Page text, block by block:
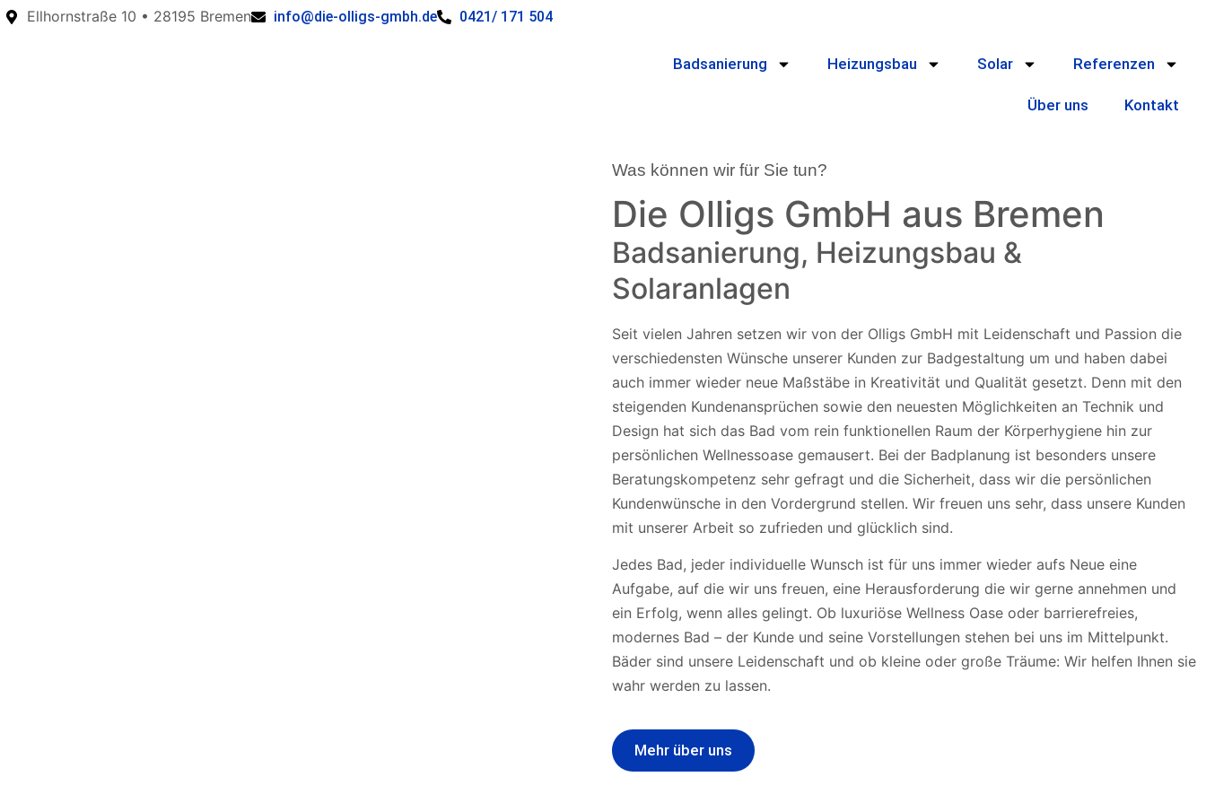
Ellhornstraße 10 • 28195 Bremen info@die-olligs-gmbh.de 0421/ 171 504
Badsanierung Heizungsbau Solar Referenzen
Über uns Kontakt
Badsanierung
Seit vielen Jahren setzen wir von der Olligs GmbH mit Leidenschaft und
Passion die verschiedensten Wünsche unserer Kunden zur
Badgestaltung um und haben dabei auch immer wieder neue Maßstäbe
Möglichkeiten an Technik und Design hat sich das Bad vom rein
funktionellen Raum hin zur persönlichen Wellnessoase gemausert.
Mehr Informationen
Was können wir für Sie tun?
Die Olligs GmbH aus Bremen
Badsanierung, Heizungsbau &
Solaranlagen
Seit vielen Jahren setzen wir von der Olligs GmbH mit Leidenschaft und Passion die
verschiedensten Wünsche unserer Kunden zur Badgestaltung um und haben dabei
auch immer wieder neue Maßstäbe in Kreativität und Qualität gesetzt. Denn mit den
steigenden Kundenansprüchen sowie den neuesten Möglichkeiten an Technik und
Design hat sich das Bad vom rein funktionellen Raum der Körperhygiene hin zur
persönlichen Wellnessoase gemausert. Bei der Badplanung ist besonders unsere
Beratungskompetenz sehr gefragt und die Sicherheit, dass wir die persönlichen
Kundenwünsche in den Vordergrund stellen. Wir freuen uns sehr, dass unsere Kunden
mit unserer Arbeit so zufrieden und glücklich sind.
Jedes Bad, jeder individuelle Wunsch ist für uns immer wieder aufs Neue eine
Aufgabe, auf die wir uns freuen, eine Herausforderung die wir gerne annehmen und
ein Erfolg, wenn alles gelingt. Ob luxuriöse Wellness Oase oder barrierefreies,
modernes Bad – der Kunde und seine Vorstellungen stehen bei uns im Mittelpunkt.
Bäder sind unsere Leidenschaft und ob kleine oder große Träume: Wir helfen Ihnen sie
wahr werden zu lassen.
Mehr über uns